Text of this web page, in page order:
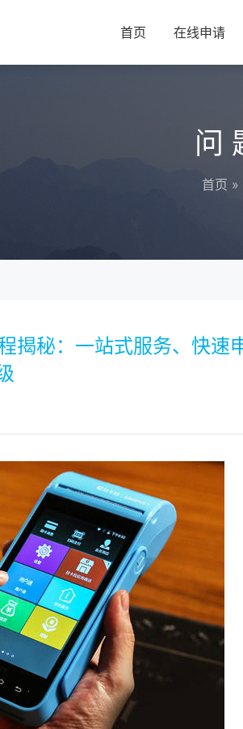
首页 在线申请
问
首页 »
揭秘：一站式服务、快速